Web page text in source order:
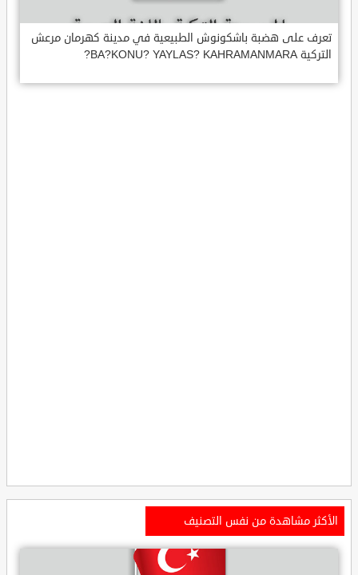
تعرف على هضبة باشكونوش الطبيعية في مدينة كهرمان مرعش
التركية BA?KONU? YAYLAS? KAHRAMANMARA?
الأكثر مشاهدة من نفس التصنيف